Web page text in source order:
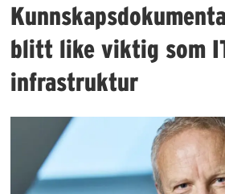
blitt like viktig som
infrastruktur